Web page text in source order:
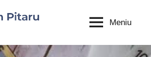
Bogdan
Pitaru
Meniu